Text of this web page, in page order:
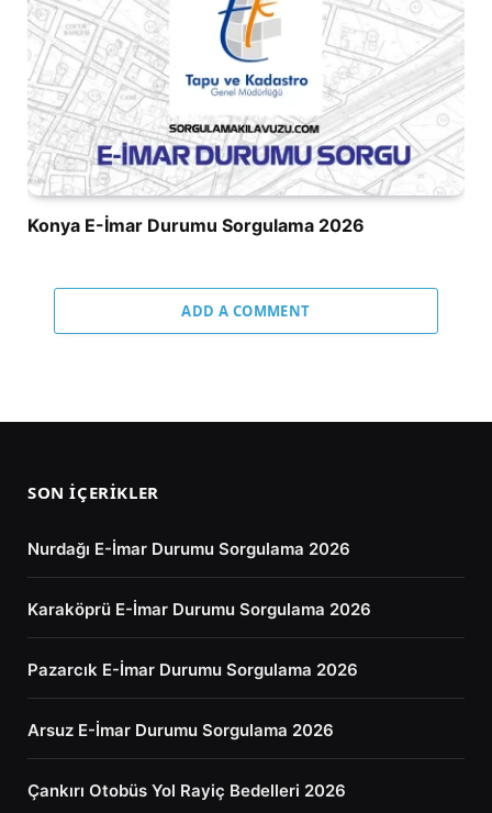
Konya E-İmar Durumu Sorgulama 2026
ADD A COMMENT
SON İÇERIKLER
Nurdağı E-İmar Durumu Sorgulama 2026
Karaköprü E-İmar Durumu Sorgulama 2026
Pazarcık E-İmar Durumu Sorgulama 2026
Arsuz E-İmar Durumu Sorgulama 2026
Çankırı Otobüs Yol Rayiç Bedelleri 2026